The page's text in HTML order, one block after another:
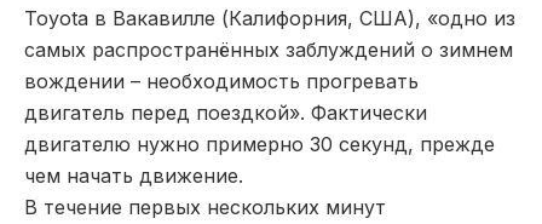
Toyota в Вакавилле (Калифорния, США), «одно из
самых распространённых заблуждений о зимнем
вождении – необходимость прогревать
двигатель перед поездкой». Фактически
двигателю нужно примерно 30 секунд, прежде
чем начать движение.
В течение первых нескольких минут